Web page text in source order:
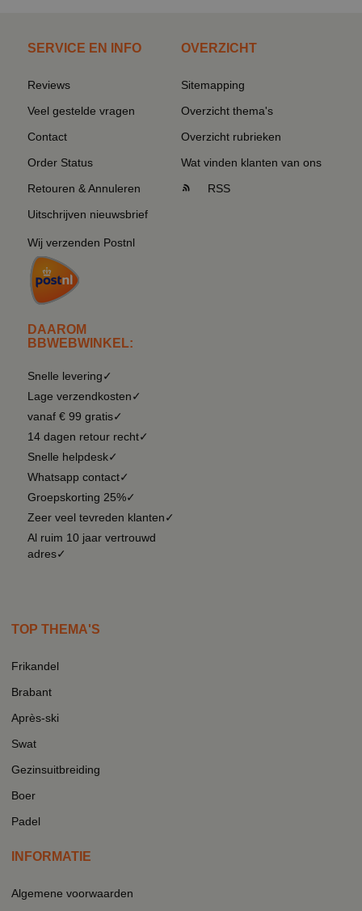
SERVICE EN INFO
Reviews
Veel gestelde vragen
Contact
Order Status
Retouren & Annuleren
Uitschrijven nieuwsbrief
Wij verzenden Postnl
DAAROM
BBWEBWINKEL:
Snelle levering✓
Lage verzendkosten✓
vanaf € 99 gratis✓
14 dagen retour recht✓
Snelle helpdesk✓
Whatsapp contact✓
Groepskorting 25%✓
Zeer veel tevreden klanten✓
Al ruim 10 jaar vertrouwd
adres✓
OVERZICHT
Sitemapping
Overzicht thema's
Overzicht rubrieken
Wat vinden klanten van ons
RSS
TOP THEMA'S
Frikandel
Brabant
Après-ski
Swat
Gezinsuitbreiding
Boer
Padel
INFORMATIE
Algemene voorwaarden